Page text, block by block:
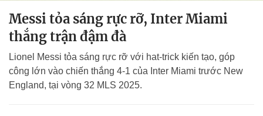
Messi tỏa sáng rực rỡ, Inter Miami
thắng trận đậm đà
Lionel Messi tỏa sáng rực rỡ với hat-trick kiến tạo, góp
công lớn vào chiến thắng 4-1 của Inter Miami trước New
England, tại vòng 32 MLS 2025.